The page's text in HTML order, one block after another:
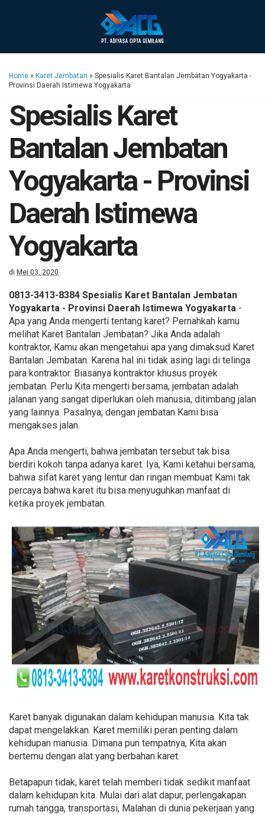
Home » Karet Jembatan » Spesialis Karet Bantalan Jembatan Yogyakarta -
Provinsi Daerah Istimewa Yogyakarta
Spesialis Karet
Bantalan Jembatan
Yogyakarta - Provinsi
Daerah Istimewa
Yogyakarta
di Mei 03, 2020
0813-3413-8384 Spesialis Karet Bantalan Jembatan
Yogyakarta - Provinsi Daerah Istimewa Yogyakarta -
Apa yang Anda mengerti tentang karet? Pernahkah kamu
melihat Karet Bantalan Jembatan? Jika Anda adalah
kontraktor, Kamu akan mengetahui apa yang dimaksud Karet
Bantalan Jembatan. Karena hal ini tidak asing lagi di telinga
para kontraktor. Biasanya kontraktor khusus proyek
jembatan. Perlu Kita mengerti bersama, jembatan adalah
jalanan yang sangat diperlukan oleh manusia, ditimbang jalan
yang lainnya. Pasalnya, dengan jembatan Kami bisa
mengakses jalan.
Apa Anda mengerti, bahwa jembatan tersebut tak bisa
berdiri kokoh tanpa adanya karet. Iya, Kami ketahui bersama,
bahwa sifat karet yang lentur dan ringan membuat Kami tak
percaya bahwa karet itu bisa menyuguhkan manfaat di
ketika proyek jembatan.
Karet banyak digunakan dalam kehidupan manusia. Kita tak
dapat mengelakkan. Karet memiliki peran penting dalam
kehidupan manusia. Dimana pun tempatnya, Kita akan
bertemu dengan alat yang berbahan karet.
Betapapun tidak, karet telah memberi tidak sedikit manfaat
dalam kehidupan kita. Mulai dari alat dapur, perlengakapan
rumah tangga, transportasi, Malahan di dunia pekerjaan yang